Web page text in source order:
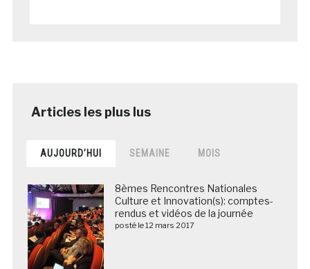
AUJOURD’HUI SEMAINE MOIS
8èmes Rencontres Nationales
Culture et Innovation(s): comptes-
rendus et vidéos de la journée
posté le 12 mars 2017